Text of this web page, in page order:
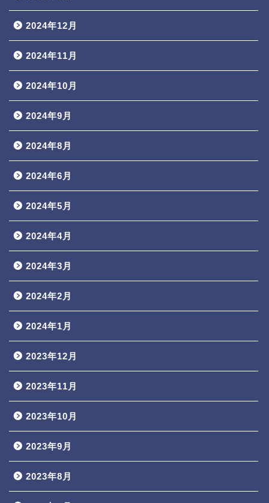
2024年12月
2024年11月
2024年10月
2024年9月
2024年8月
2024年6月
2024年5月
2024年4月
2024年3月
2024年2月
2024年1月
2023年12月
2023年11月
2023年10月
2023年9月
2023年8月